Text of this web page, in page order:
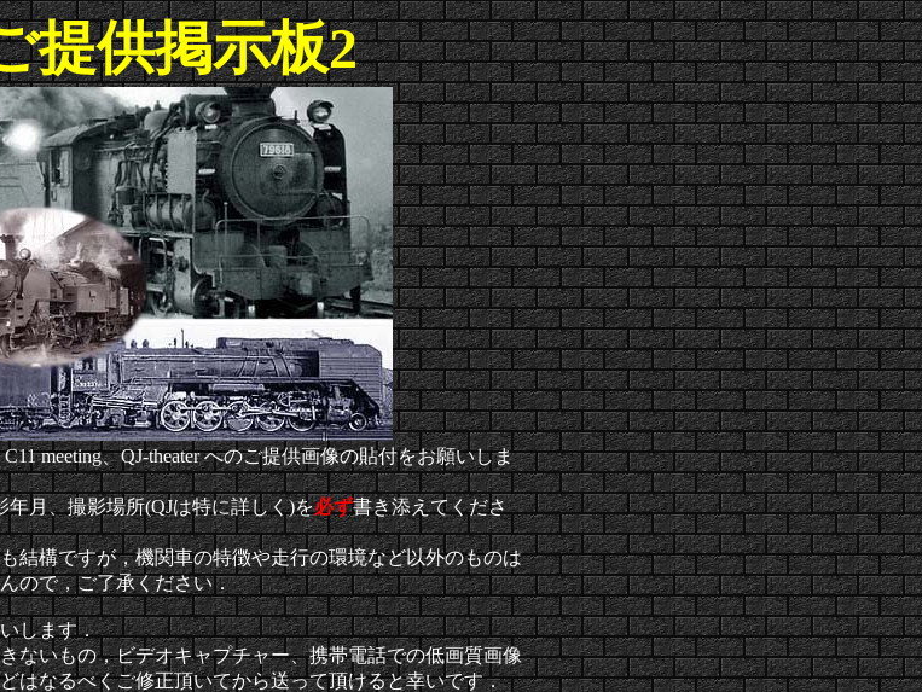
提供掲示板2
meeting、QJ-theater へのご提供画像の貼付をお願いしま
月、撮影場所(QJは特に詳しく)を必ず書き添えてくださ
結構ですが，機関車の特徴や走行の環境など以外のものは
ので，ご了承ください．
します．
ないもの，ビデオキャプチャー、携帯電話での低画質画像
はなるべくご修正頂いてから送って頂けると幸いです．